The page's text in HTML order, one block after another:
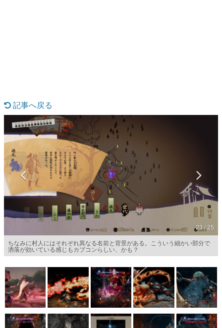
具体的な形から解き明かしていく、硬派で骨太な評論連載
です。
ゲームが変えた日本語
「経験値」「裏技」「ラスボス」… ゲームにまつわる言葉
の起源や用法の変遷を、コンピューター文化史研究家・タ
イニーP氏が徹底調査。
カテゴリ
特集記事
女性向け
アプリレビュー
その他
電ファミニコゲーマーとは？
記事へ戻る
23 / 25
ちなみに村人にはそれぞれ異なる名前と背景がある。こういう細かい部分で
洒落が効いている感じもカプコンらしい、かも？